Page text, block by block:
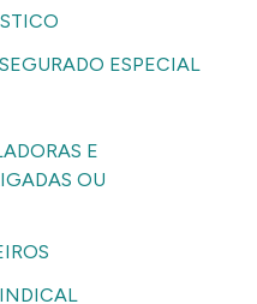
ESPECIAL
E
OU